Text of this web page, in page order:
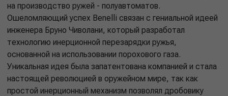
на производство ружей - полуавтоматов.
Ошеломляющий успех Benelli связан с гениальной идеей
инженера Бруно Чиволани, который разработал
технологию инерционной перезарядки ружья,
основанной на использовании порохового газа.
Уникальная идея была запатентована компанией и стала
настоящей революцией в оружейном мире, так как
простой инерционный механизм позволял дробовику